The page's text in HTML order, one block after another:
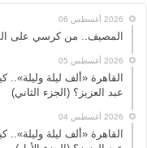
2026 أغسطس 06
المصيف.. من كرسي على
2026 أغسطس 05
القاهرة «ألف ليلة
عبد العزيز؟ (الجزء الثاني)
2026 أغسطس 04
القاهرة «ألف ليلة